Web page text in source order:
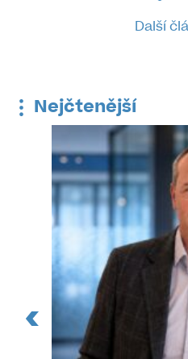
Další
Nejčtenější